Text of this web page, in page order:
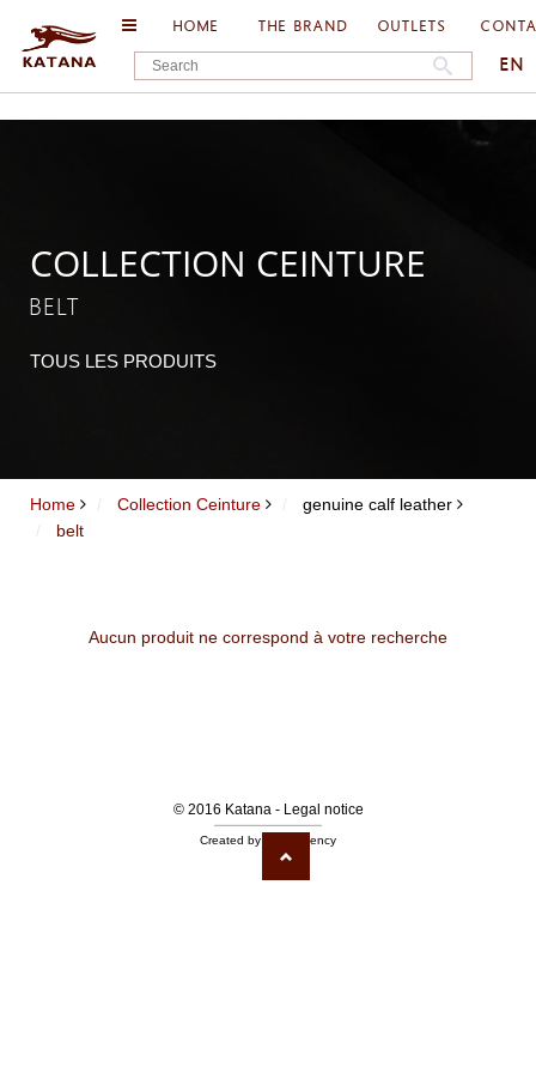
HOME THE BRAND OUTLETS
EN
COLLECTION CEINTURE
BELT
TOUS LES PRODUITS
Home Collection Ceinture
genuine calf leather
belt
Aucun produit ne correspond à votre recherche
© 2016 Katana - Legal notice
Created by A.M.I Agency